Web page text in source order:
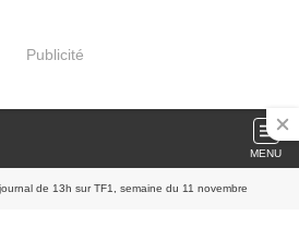
Publicité
MENU
de 13h sur TF1, semaine du 11 novembre